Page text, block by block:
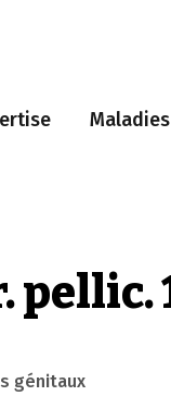
Maladies
pellic.
génitaux